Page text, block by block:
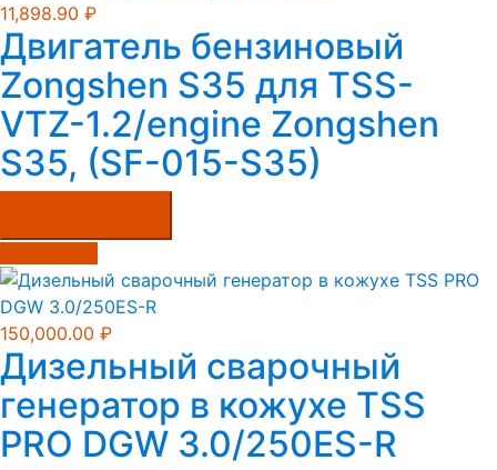
11,898.90 ₽
Двигатель бензиновый
Zongshen S35 для TSS-
VTZ-1.2/engine Zongshen
S35, (SF-015-S35)
150,000.00 ₽
Дизельный сварочный
генератор в кожухе TSS
PRO DGW 3.0/250ES-R